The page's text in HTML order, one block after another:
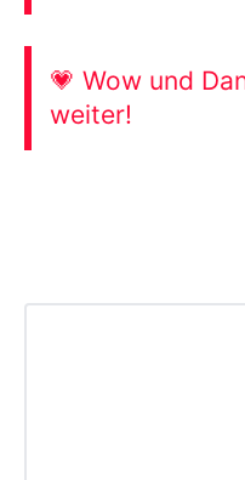
💗 Wow und
weiter!